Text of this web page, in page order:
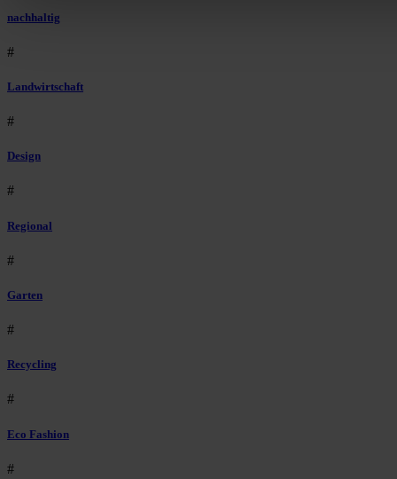
nachhaltig
#
Landwirtschaft
#
Design
#
Regional
#
Garten
#
Recycling
#
Eco Fashion
#